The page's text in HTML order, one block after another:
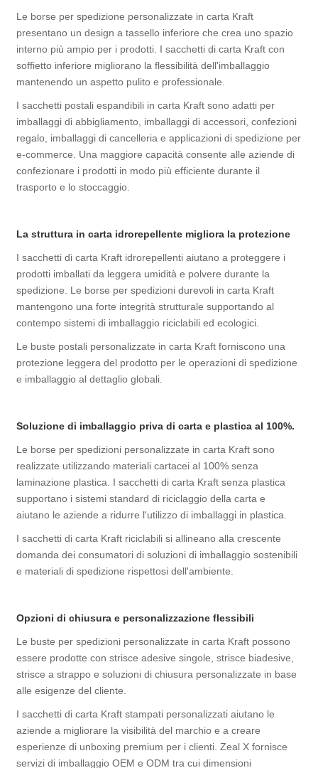
Le borse per spedizione personalizzate in carta Kraft
presentano un design a tassello inferiore che crea uno spazio
interno più ampio per i prodotti. I sacchetti di carta Kraft con
soffietto inferiore migliorano la flessibilità dell'imballaggio
mantenendo un aspetto pulito e professionale.
I sacchetti postali espandibili in carta Kraft sono adatti per
imballaggi di abbigliamento, imballaggi di accessori, confezioni
regalo, imballaggi di cancelleria e applicazioni di spedizione per
e-commerce. Una maggiore capacità consente alle aziende di
confezionare i prodotti in modo più efficiente durante il
trasporto e lo stoccaggio.
La struttura in carta idrorepellente migliora la protezione
I sacchetti di carta Kraft idrorepellenti aiutano a proteggere i
prodotti imballati da leggera umidità e polvere durante la
spedizione. Le borse per spedizioni durevoli in carta Kraft
mantengono una forte integrità strutturale supportando al
contempo sistemi di imballaggio riciclabili ed ecologici.
Le buste postali personalizzate in carta Kraft forniscono una
protezione leggera del prodotto per le operazioni di spedizione
e imballaggio al dettaglio globali.
Soluzione di imballaggio priva di carta e plastica al 100%.
Le borse per spedizioni personalizzate in carta Kraft sono
realizzate utilizzando materiali cartacei al 100% senza
laminazione plastica. I sacchetti di carta Kraft senza plastica
supportano i sistemi standard di riciclaggio della carta e
aiutano le aziende a ridurre l'utilizzo di imballaggi in plastica.
I sacchetti di carta Kraft riciclabili si allineano alla crescente
domanda dei consumatori di soluzioni di imballaggio sostenibili
e materiali di spedizione rispettosi dell'ambiente.
Opzioni di chiusura e personalizzazione flessibili
Le buste per spedizioni personalizzate in carta Kraft possono
essere prodotte con strisce adesive singole, strisce biadesive,
strisce a strappo e soluzioni di chiusura personalizzate in base
alle esigenze del cliente.
I sacchetti di carta Kraft stampati personalizzati aiutano le
aziende a migliorare la visibilità del marchio e a creare
esperienze di unboxing premium per i clienti. Zeal X fornisce
servizi di imballaggio OEM e ODM tra cui dimensioni